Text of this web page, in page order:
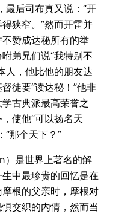
最后司布真又说：“开
狭窄。”然而开雷并
赞成达秘所有的举
弟兄们说“我特别不
人，他比他的朋友达
徒要“读达秘！”他非
古典派最高荣誉之
使他“可以扬名天
“那个天下？”
是世界上著名的解
中最珍贵的回忆是在
根的父亲时，摩根对
交织的内情，然而当